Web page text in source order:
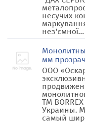
несучих
нез'ємної...
мм
ООО
ТМ
Украины.
самый